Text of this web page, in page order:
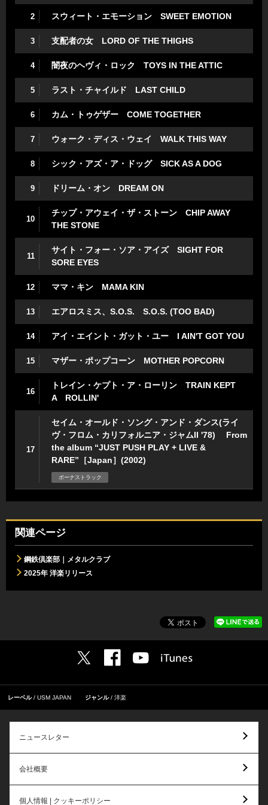
2 スウィート・エモーション SWEET EMOTION
3 支配者の女 LORD OF THE THIGHS
4 闇夜のヘヴィ・ロック TOYS IN THE ATTIC
5 ラスト・チャイルド LAST CHILD
6 カム・トゥゲザー COME TOGETHER
7 ウォーク・ディス・ウェイ WALK THIS WAY
8 シック・アズ・ア・ドッグ SICK AS A DOG
9 ドリーム・オン DREAM ON
10
チップ・アウェイ・ザ・ストーン CHIP AWAY
THE STONE
11
サイト・フォー・ソア・アイズ SIGHT FOR
SORE EYES
12 ママ・キン MAMA KIN
13 エアロスミス、S.O.S. S.O.S. (TOO BAD)
14 アイ・エイント・ガット・ユー I AIN'T GOT YOU
15 マザー・ポップコーン MOTHER POPCORN
16
トレイン・ケプト・ア・ローリン TRAIN KEPT
A ROLLIN'
17
セイム・オールド・ソング・アンド・ダンス(ライ
ヴ・フロム・カリフォルニア・ジャムII '78) From
the album “JUST PUSH PLAY + LIVE &
RARE”［Japan］(2002)
ボーナストラック
関連ページ
鋼鉄倶楽部｜メタルクラブ
2025年 洋楽リリース
レーベル USM JAPAN ジャンル 洋楽
ニュースレター
会社概要
個人情報 | クッキーポリシー